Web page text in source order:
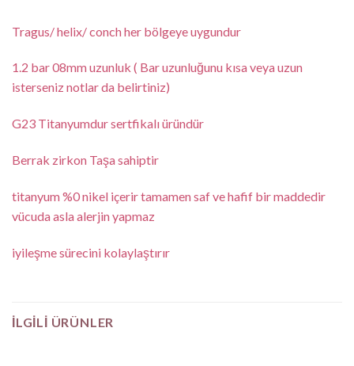
Tragus/ helix/ conch her bölgeye uygundur
1.2 bar 08mm uzunluk ( Bar uzunluğunu kısa veya uzun
isterseniz notlar da belirtiniz)
G23 Titanyumdur sertfikalı üründür
Berrak zirkon Taşa sahiptir
titanyum %0 nikel içerir tamamen saf ve hafif bir maddedir
vücuda asla alerjin yapmaz
iyileşme sürecini kolaylaştırır
İLGILI ÜRÜNLER